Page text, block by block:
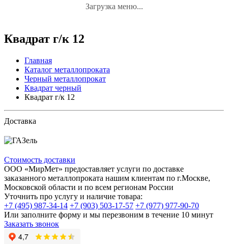
Загрузка меню...
Квадрат г/к 12
Главная
Каталог металлопроката
Черный металлопрокат
Квадрат черный
Квадрат г/к 12
Доставка
Стоимость доставки
ООО «МирМет» предоставляет услуги по доставке
заказанного металлопроката нашим клиентам по г.Москве,
Московской области и по всем регионам России
Уточнить про услугу и наличие товара:
+7 (495) 987-34-14 +7 (903) 503-17-57 +7 (977) 977-90-70
Или заполните форму и мы перезвоним в течение 10 минут
Заказать звонок